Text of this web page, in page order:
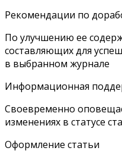
Рекомендации по
По улучшению ее
составляющих для
в выбранном журнале
Информационная
Своевременно
изменениях в статусе
Оформление статьи